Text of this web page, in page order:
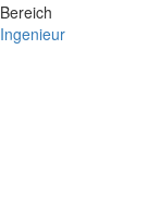
Bereich
Ingenieur